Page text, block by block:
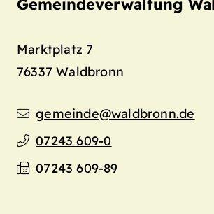
Marktplatz 7
76337 Waldbronn
gemeinde@waldbronn.de
07243 609-0
07243 609-89